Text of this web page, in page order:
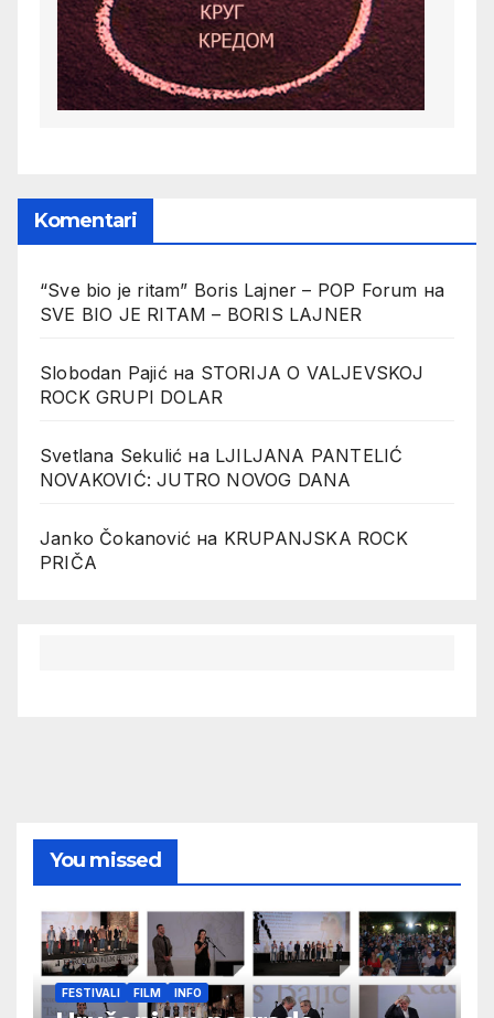
Komentari
“Sve bio je ritam” Boris Lajner – POP Forum на
SVE BIO JE RITAM – BORIS LAJNER
Slobodan Pajićна STORIJA O VALJEVSKOJ
ROCK GRUPI DOLAR
Svetlana Sekulić на LJILJANA PANTELIĆ
NOVAKOVIĆ: JUTRO NOVOG DANA
Janko Čokanović на KRUPANJSKA ROCK
PRIČA
You missed
FESTIVALI FILM INFO